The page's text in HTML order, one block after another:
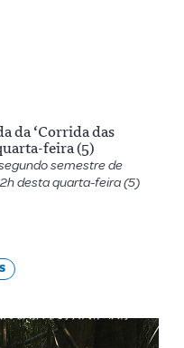
da ‘Corrida das
feira (5)
semestre de
desta quarta-feira (5)